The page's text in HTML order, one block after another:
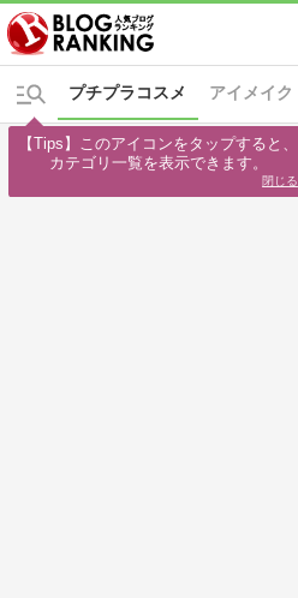
アイメイク
プチプラコスメ
【Tips】このアイコンをタップすると、
カテゴリ一覧を表示できます。
閉じる